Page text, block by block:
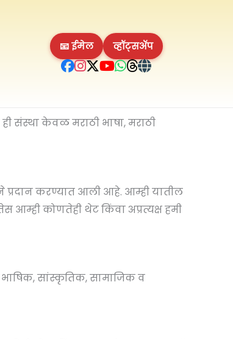
📧 ईमेल व्हॉट्सॲप
संस्था केवळ मराठी भाषा, मराठी
प्रदान करण्यात आली आहे. आम्ही यातील
आम्ही कोणतेही थेट किंवा अप्रत्यक्ष हमी
भाषिक, सांस्कृतिक, सामाजिक व